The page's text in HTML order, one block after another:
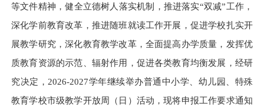
等文件精神，健全立德树人落实机制，推进落实“双减”工作，
深化学前教育改革，推进随班就读工作开展，促进学校扎实开
展教学研究，深化教育教学改革，全面提高办学质量，发挥优
质教育资源的示范、辐射作用，促进各类教育均衡发展，经研
究决定，2026-2027学年继续举办普通中小学、 幼儿园、 特殊
教育学校市级教学开放周（日）活动，现将申报工作要求通知